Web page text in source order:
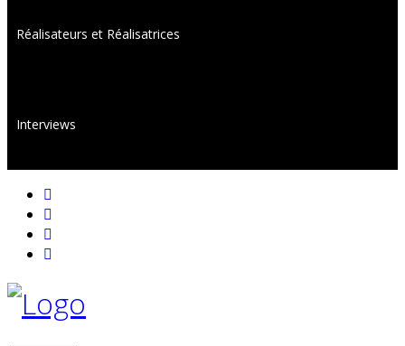
Réalisateurs et Réalisatrices
Interviews